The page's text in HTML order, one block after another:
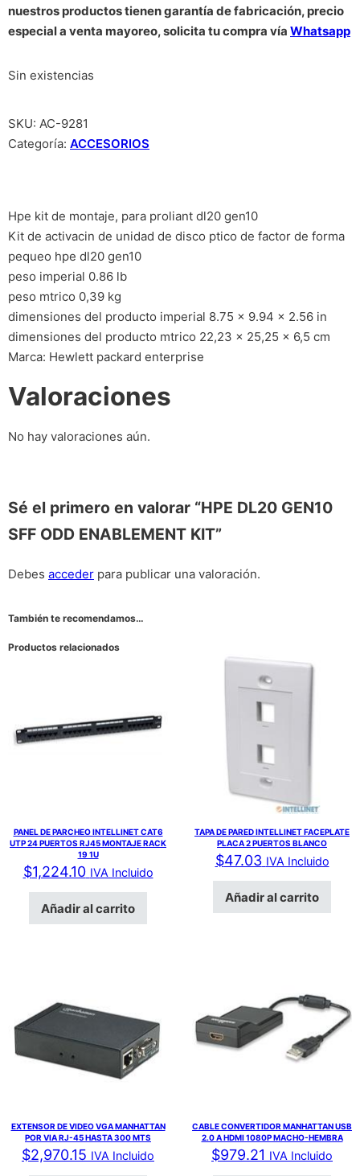
nuestros productos tienen garantía de fabricación, precio
especial a venta mayoreo, solicita tu compra vía Whatsapp
Sin existencias
SKU: AC-9281
Categoría: ACCESORIOS
Hpe kit de montaje, para proliant dl20 gen10
Kit de activacin de unidad de disco ptico de factor de forma
pequeo hpe dl20 gen10
peso imperial 0.86 lb
peso mtrico 0,39 kg
dimensiones del producto imperial 8.75 x 9.94 x 2.56 in
dimensiones del producto mtrico 22,23 x 25,25 x 6,5 cm
Marca: Hewlett packard enterprise
Valoraciones
No hay valoraciones aún.
Sé el primero en valorar “HPE DL20 GEN10
SFF ODD ENABLEMENT KIT”
Debes acceder para publicar una valoración.
También te recomendamos…
Productos relacionados
PANEL DE PARCHEO INTELLINET CAT6
UTP 24 PUERTOS RJ45 MONTAJE RACK
19 1U
$1,224.10 IVA Incluido
Añadir al carrito
TAPA DE PARED INTELLINET FACEPLATE
PLACA 2 PUERTOS BLANCO
$47.03 IVA Incluido
Añadir al carrito
EXTENSOR DE VIDEO VGA MANHATTAN
POR VIA RJ-45 HASTA 300 MTS
$2,970.15 IVA Incluido
CABLE CONVERTIDOR MANHATTAN USB
2.0 A HDMI 1080P MACHO-HEMBRA
$979.21 IVA Incluido